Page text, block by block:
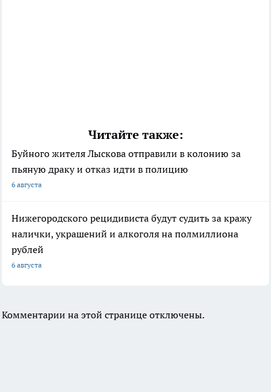
Читайте также:
Буйного жителя Лыскова отправили в колонию за
пьяную драку и отказ идти в полицию
6 августа
Нижегородского рецидивиста будут судить за кражу
налички, украшений и алкоголя на полмиллиона
рублей
6 августа
Комментарии на этой странице отключены.